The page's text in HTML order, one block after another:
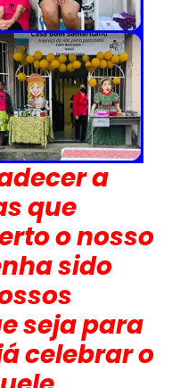
a
que
o nosso
sido
seja para
celebrar o